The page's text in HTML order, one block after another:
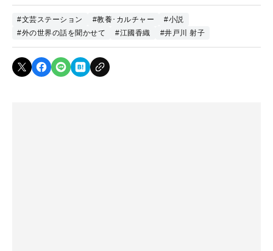
#文芸ステーション #教養･カルチャー
#小説
#外の世界の話を聞かせて
#江國香織 #井戸川 射子